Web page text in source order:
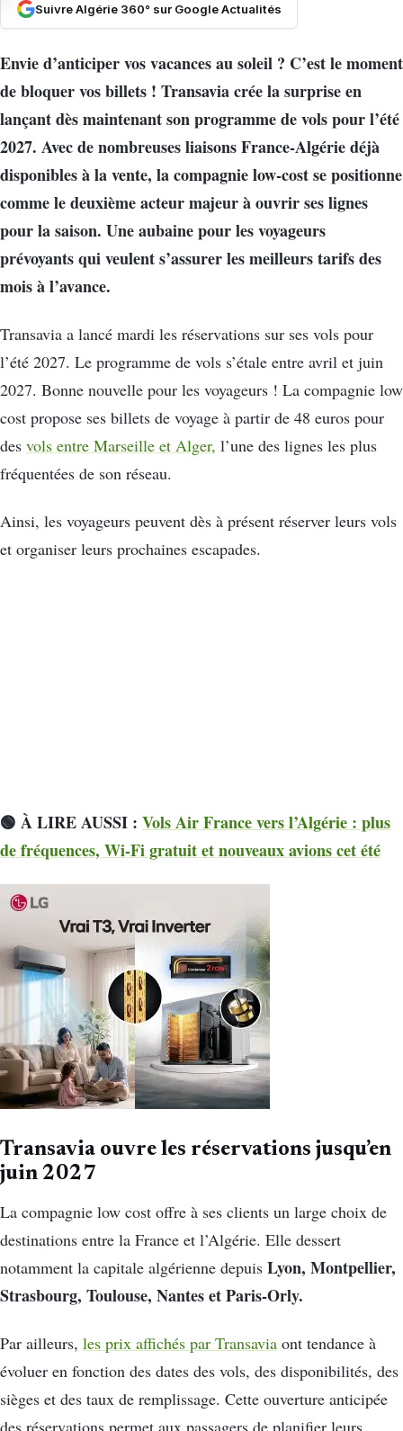
Suivre Algérie 360° sur Google Actualités
Envie d’anticiper vos vacances au soleil ? C’est le moment
de bloquer vos billets ! Transavia crée la surprise en
lançant dès maintenant son programme de vols pour l’été
2027. Avec de nombreuses liaisons France-Algérie déjà
disponibles à la vente, la compagnie low-cost se positionne
comme le deuxième acteur majeur à ouvrir ses lignes
pour la saison. Une aubaine pour les voyageurs
prévoyants qui veulent s’assurer les meilleurs tarifs des
mois à l’avance.
Transavia a lancé mardi les réservations sur ses vols pour
l’été 2027. Le programme de vols s’étale entre avril et juin
2027. Bonne nouvelle pour les voyageurs ! La compagnie low
cost propose ses billets de voyage à partir de 48 euros pour
des vols entre Marseille et Alger, l’une des lignes les plus
fréquentées de son réseau.
Ainsi, les voyageurs peuvent dès à présent réserver leurs vols
et organiser leurs prochaines escapades.
🟢 À LIRE AUSSI : Vols Air France vers l’Algérie : plus
de fréquences, Wi-Fi gratuit et nouveaux avions cet été
Transavia ouvre les réservations jusqu’en
juin 2027
La compagnie low cost offre à ses clients un large choix de
destinations entre la France et l’Algérie. Elle dessert
notamment la capitale algérienne depuis Lyon, Montpellier,
Strasbourg, Toulouse, Nantes et Paris-Orly.
Par ailleurs, les prix affichés par Transavia ont tendance à
évoluer en fonction des dates des vols, des disponibilités, des
sièges et des taux de remplissage. Cette ouverture anticipée